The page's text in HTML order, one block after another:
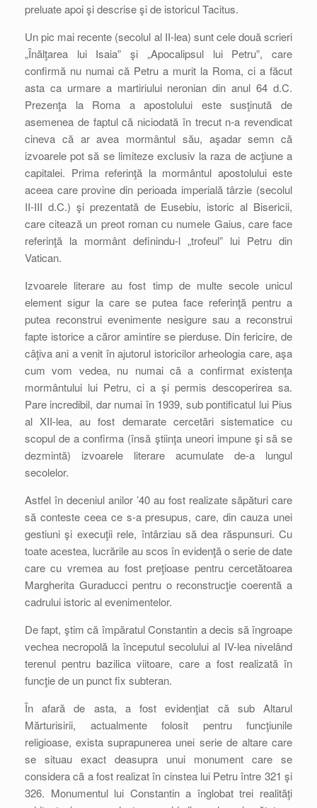
preluate apoi şi descrise şi de istoricul Tacitus.
Un pic mai recente (secolul al II-lea) sunt cele două scrieri
„Înălţarea lui Isaia” şi „Apocalipsul lui Petru”, care
confirmă nu numai că Petru a murit la Roma, ci a făcut
asta ca urmare a martiriului neronian din anul 64 d.C.
Prezenţa la Roma a apostolului este susţinută de
asemenea de faptul că niciodată în trecut n-a revendicat
cineva că ar avea mormântul său, aşadar semn că
izvoarele pot să se limiteze exclusiv la raza de acţiune a
capitalei. Prima referinţă la mormântul apostolului este
aceea care provine din perioada imperială târzie (secolul
II-III d.C.) şi prezentată de Eusebiu, istoric al Bisericii,
care citează un preot roman cu numele Gaius, care face
referinţă la mormânt definindu-l „trofeul” lui Petru din
Vatican.
Izvoarele literare au fost timp de multe secole unicul
element sigur la care se putea face referinţă pentru a
putea reconstrui evenimente nesigure sau a reconstrui
fapte istorice a căror amintire se pierduse. Din fericire, de
câţiva ani a venit în ajutorul istoricilor arheologia care, aşa
cum vom vedea, nu numai că a confirmat existenţa
mormântului lui Petru, ci a şi permis descoperirea sa.
Pare incredibil, dar numai în 1939, sub pontificatul lui Pius
al XII-lea, au fost demarate cercetări sistematice cu
scopul de a confirma (însă ştiinţa uneori impune şi să se
dezmintă) izvoarele literare acumulate de-a lungul
secolelor.
Astfel în deceniul anilor ’40 au fost realizate săpături care
să conteste ceea ce s-a presupus, care, din cauza unei
gestiuni şi execuţii rele, întârziau să dea răspunsuri. Cu
toate acestea, lucrările au scos în evidenţă o serie de date
care cu vremea au fost preţioase pentru cercetătoarea
Margherita Guraducci pentru o reconstrucţie coerentă a
cadrului istoric al evenimentelor.
De fapt, ştim că împăratul Constantin a decis să îngroape
vechea necropolă la începutul secolului al IV-lea nivelând
terenul pentru bazilica viitoare, care a fost realizată în
funcţie de un punct fix subteran.
În afară de asta, a fost evidenţiat că sub Altarul
Mărturisirii, actualmente folosit pentru funcţiunile
religioase, exista suprapunerea unei serie de altare care
se situau exact deasupra unui monument care se
considera că a fost realizat în cinstea lui Petru între 321 şi
326. Monumentul lui Constantin a înglobat trei realităţi